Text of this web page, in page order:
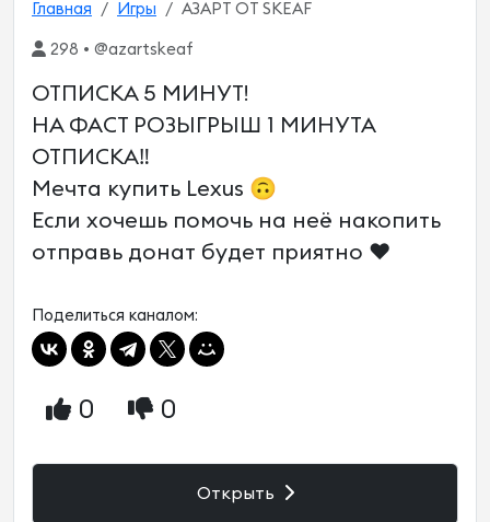
Главная Игры АЗАРТ ОТ SKEAF
298 • @azartskeaf
ОТПИСКА 5 МИНУТ!
НА ФАСТ РОЗЫГРЫШ 1 МИНУТА
ОТПИСКА‼️
Мечта купить Lexus 🙃
Если хочешь помочь на неё накопить
отправь донат будет приятно ❤️
Поделиться каналом:
0 0
Открыть